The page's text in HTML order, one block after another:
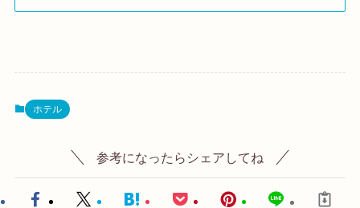
ホテル
参考になったらシェアしてね